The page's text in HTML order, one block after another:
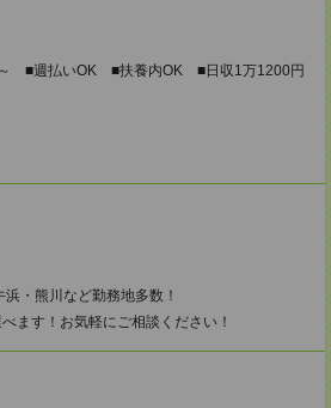
～ ■週払いOK ■扶養内OK ■日収1万1200円
浜・熊川など勤務地多数！
ます！お気軽にご相談ください！